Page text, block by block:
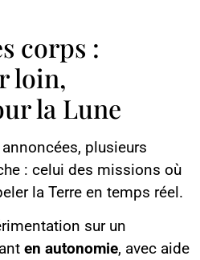
corps :
loin,
la Lune
plusieurs
: celui des missions où
la Terre en temps réel.
sur un
en autonomie, avec aide